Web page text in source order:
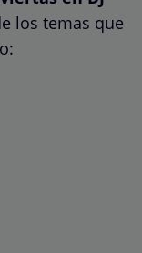
los temas que